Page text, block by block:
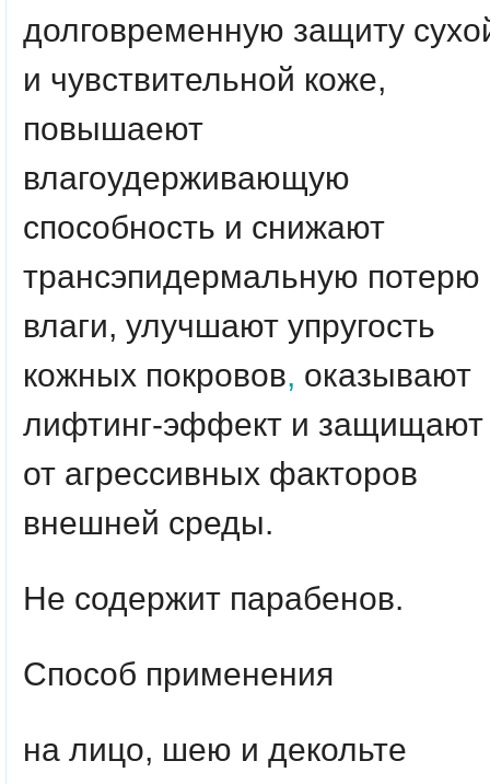
долговременную защиту
и чувствительной коже,
повышаеют
влагоудерживающую
способность и снижают
трансэпидермальную потерю
влаги, улучшают упругость
кожных покровов, оказывают
лифтинг-эффект и защищают
от агрессивных факторов
внешней среды.
Не содержит парабенов.
Способ применения
на лицо, шею и декольте